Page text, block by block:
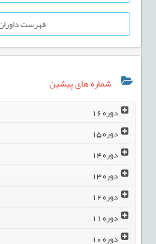
فهرست داوران
شماره های پیشین
دوره16
دوره15
دوره14
دوره13
دوره12
دوره11
دوره10